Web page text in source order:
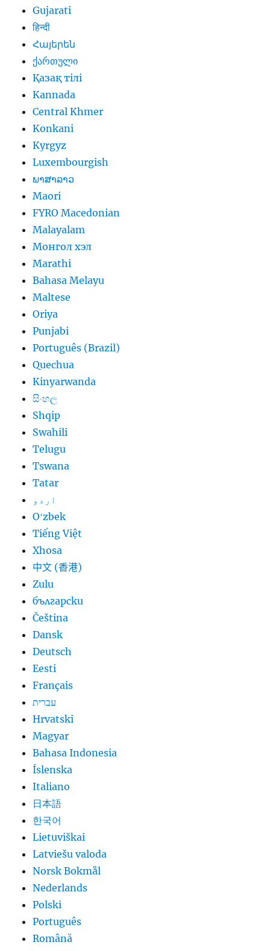
Gujarati
हिन्दी
Հայերեն
ქართული
Қазақ тілі
Kannada
Central Khmer
Konkani
Kyrgyz
Luxembourgish
ພາສາລາວ
Maori
FYRO Macedonian
Malayalam
Монгол хэл
Marathi
Bahasa Melayu
Maltese
Oriya
Punjabi
Português (Brazil)
Quechua
Kinyarwanda
සිංහල
Shqip
Swahili
Telugu
Tswana
Tatar
اردو
Oʻzbek
Tiếng Việt
Xhosa
中文 (香港)
Zulu
български
Čeština
Dansk
Deutsch
Eesti
Français
עברית
Hrvatski
Magyar
Bahasa Indonesia
Íslenska
Italiano
日本語
한국어
Lietuviškai
Latviešu valoda
Norsk Bokmål
Nederlands
Polski
Português
Română